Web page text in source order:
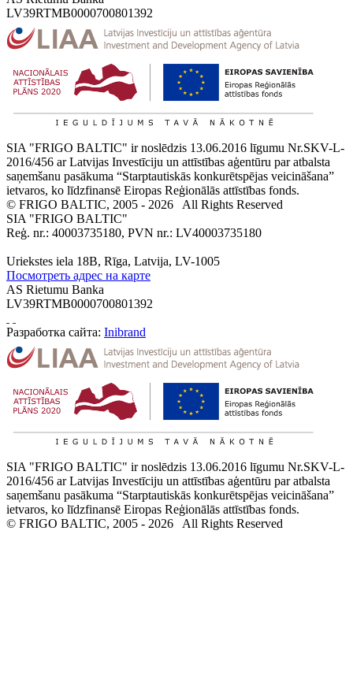
LV39RTMB0000700801392
SIA "FRIGO BALTIC" ir noslēdzis 13.06.2016 līgumu Nr.SKV-L-
2016/456 ar Latvijas Investīciju un attīstības aģentūru par atbalsta
saņemšanu pasākuma “Starptautiskās konkurētspējas veicināšana”
ietvaros, ko līdzfinansē Eiropas Reģionālās attīstības fonds.
© FRIGO BALTIC, 2005 - 2026 All Rights Reserved
SIA "FRIGO BALTIC"
Reģ. nr.: 40003735180, PVN nr.: LV40003735180
Uriekstes iela 18B, Rīga, Latvija, LV-1005
Посмотреть адрес на карте
AS Rietumu Banka
LV39RTMB0000700801392
Разработка сайта: Inibrand
SIA "FRIGO BALTIC" ir noslēdzis 13.06.2016 līgumu Nr.SKV-L-
2016/456 ar Latvijas Investīciju un attīstības aģentūru par atbalsta
saņemšanu pasākuma “Starptautiskās konkurētspējas veicināšana”
ietvaros, ko līdzfinansē Eiropas Reģionālās attīstības fonds.
© FRIGO BALTIC, 2005 - 2026 All Rights Reserved